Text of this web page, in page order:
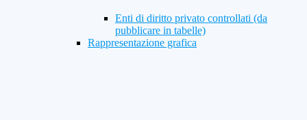
Enti di diritto privato controllati (da
pubblicare in tabelle)
Rappresentazione grafica